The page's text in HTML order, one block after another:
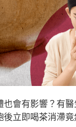
也會有影響？有
後立即喝茶消滯